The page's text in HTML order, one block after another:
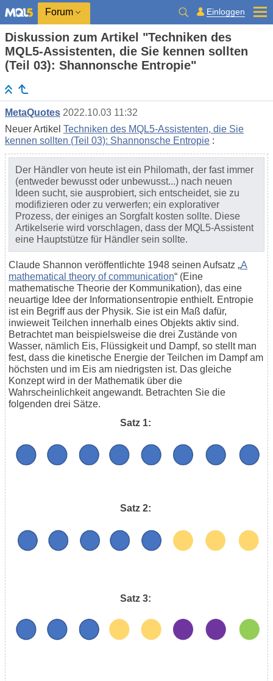
Forum Einloggen
Diskussion zum Artikel "Techniken des
MQL5-Assistenten, die Sie kennen sollten
(Teil 03): Shannonsche Entropie"
MetaQuotes 2022.10.03 11:32
Neuer Artikel Techniken des MQL5-Assistenten, die Sie
kennen sollten (Teil 03): Shannonsche Entropie :
Der Händler von heute ist ein Philomath, der fast immer
(entweder bewusst oder unbewusst...) nach neuen
Ideen sucht, sie ausprobiert, sich entscheidet, sie zu
modifizieren oder zu verwerfen; ein explorativer
Prozess, der einiges an Sorgfalt kosten sollte. Diese
Artikelserie wird vorschlagen, dass der MQL5-Assistent
eine Hauptstütze für Händler sein sollte.
Claude Shannon veröffentlichte 1948 seinen Aufsatz „A
mathematical theory of communication“ (Eine
mathematische Theorie der Kommunikation), das eine
neuartige Idee der Informationsentropie enthielt. Entropie
ist ein Begriff aus der Physik. Sie ist ein Maß dafür,
inwieweit Teilchen innerhalb eines Objekts aktiv sind.
Betrachtet man beispielsweise die drei Zustände von
Wasser, nämlich Eis, Flüssigkeit und Dampf, so stellt man
fest, dass die kinetische Energie der Teilchen im Dampf am
höchsten und im Eis am niedrigsten ist. Das gleiche
Konzept wird in der Mathematik über die
Wahrscheinlichkeit angewandt. Betrachten Sie die
folgenden drei Sätze.
Satz 1:
Satz 2:
Satz 3: